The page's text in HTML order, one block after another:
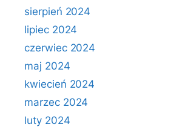
sierpień 2024
lipiec 2024
czerwiec 2024
maj 2024
kwiecień 2024
marzec 2024
luty 2024